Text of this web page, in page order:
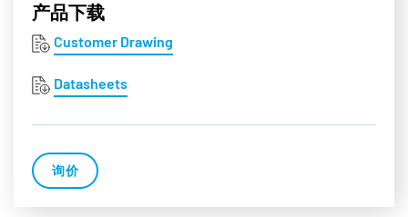
产品下载
Customer Drawing
Datasheets
询价